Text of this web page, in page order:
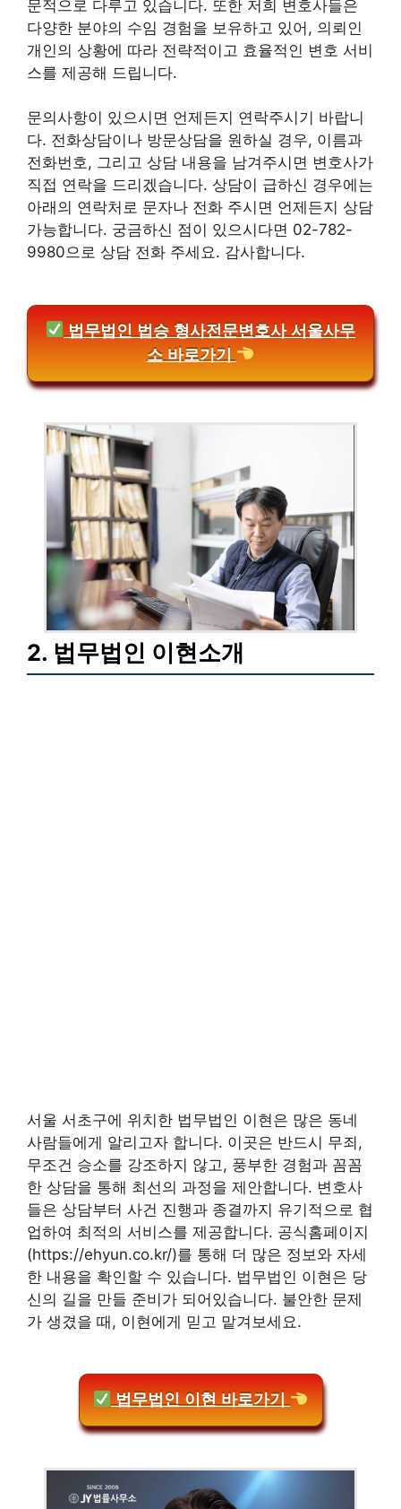
문적으로 다루고 있습니다. 또한 저희 변호사들은
다양한 분야의 수임 경험을 보유하고 있어, 의뢰인
개인의 상황에 따라 전략적이고 효율적인 변호 서비
스를 제공해 드립니다.
문의사항이 있으시면 언제든지 연락주시기 바랍니
다. 전화상담이나 방문상담을 원하실 경우, 이름과
전화번호, 그리고 상담 내용을 남겨주시면 변호사가
직접 연락을 드리겠습니다. 상담이 급하신 경우에는
아래의 연락처로 문자나 전화 주시면 언제든지 상담
가능합니다. 궁금하신 점이 있으시다면 02-782-
9980으로 상담 전화 주세요. 감사합니다.
법무법인 법승 형사전문변호사 서울사무
소 바로가기
2. 법무법인 이현소개
서울 서초구에 위치한 법무법인 이현은 많은 동네
사람들에게 알리고자 합니다. 이곳은 반드시 무죄,
무조건 승소를 강조하지 않고, 풍부한 경험과 꼼꼼
한 상담을 통해 최선의 과정을 제안합니다. 변호사
들은 상담부터 사건 진행과 종결까지 유기적으로 협
업하여 최적의 서비스를 제공합니다. 공식홈페이지
(https://ehyun.co.kr/)를 통해 더 많은 정보와 자세
한 내용을 확인할 수 있습니다. 법무법인 이현은 당
신의 길을 만들 준비가 되어있습니다. 불안한 문제
가 생겼을 때, 이현에게 믿고 맡겨보세요.
법무법인 이현 바로가기